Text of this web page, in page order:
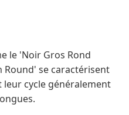
le 'Noir Gros Rond
Round' se caractérisent
cycle généralement